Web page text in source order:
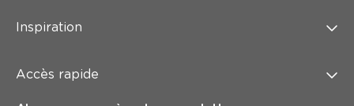
Inspiration
Accès rapide